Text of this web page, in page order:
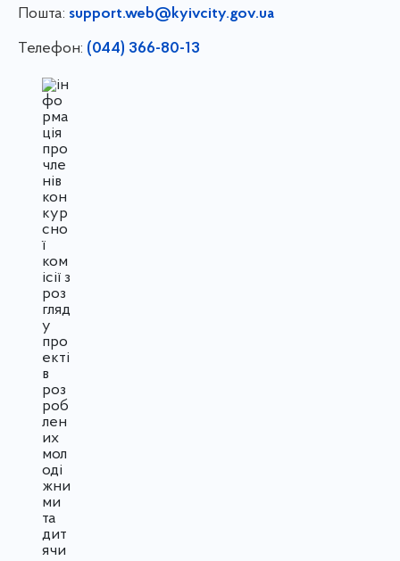
Пошта: support.web@kyivcity.gov.ua
Телефон: (044) 366-80-13